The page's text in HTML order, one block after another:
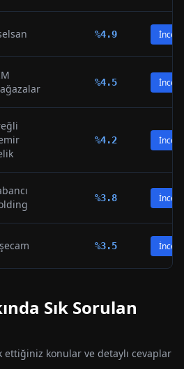
%4.9 İncele
%4.5 İncele
%4.2 İncele
%3.8 İncele
%3.5 İncele
Sık Sorulan
ettiğiniz konular ve detaylı cevaplar